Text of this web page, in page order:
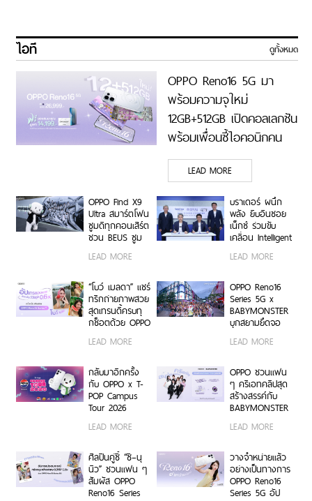
ไอที ดูทั้งหมด
OPPO Reno16 5G มา
พร้อมความจุใหม่
12GB+512GB เปิดคอลเลกชัน
พร้อมเพื่อนซี้ไอคอนิกคน
ล่าสุด Pingu Limited
Edition เติมความน่ารักทุก
โมเมนต์ เริ่ม 7 ส.ค. 69
LEAD MORE
OPPO Find X9
Ultra สมาร์ตโฟน
ซูมดีทุกคอนเสิร์ต
ชวน BEUS ซูม
เก็บทุกโมเมนต์
ความสนุกสุดคม
BUS LIGHT AS
ONE
LEAD MORE
บราเดอร์ ผนึก
พลัง ยิบอินซอย
เน็กซ์ ร่วมขับ
เคลื่อน Intelligent
Transformation
Platform ยก
ระดับการจัดการ
ข้อมูลสู่ยุค
Digital-First
Enterprise
LEAD MORE
“โบว์ เมลดา” แชร์
ทริกถ่ายภาพสวย
สุดเทรนดี้ครบทุ
กช็อตด้วย OPPO
5G
LEAD MORE
OPPO Reno16
Series 5G x
BABYMONSTER
บุกสยามยึดจอ
บันดาลใจให้ทุก
เองได้เต็มที่ ผ่าน
OPPO K-POP
Star Random
Dance พร้อม
คลูซีฟ
LEAD MORE
กลับมาอีกครั้ง
กับ OPPO x T-
POP Campus
Tour 2026
สนุก บุก 6 รั้ว
ประเทศ ชวนเหล่า
นักศึกษา มา
Make Your
Moment กับ
LEAD MORE
OPPO ชวนแฟน
ๆ ครีเอทคลิปสุด
สร้างสรรค์กับ
BABYMONSTER
คอนเสิร์ตโซน VIP
Edition Gift Box
สุดเอ็กซ์คลูซีฟ
ร่วมสนุกได้ตั้งแต่
6 ก.ค. – 17 ส.ค.
LEAD MORE
ศิลปินคู่ซี้ “ซี–นุ
นิว” ชวนแฟน ๆ
สัมผัส OPPO
Reno16 Series
วางจำหน่ายแล้ว
อย่างเป็นทางการ
OPPO Reno16
Series 5G อัป